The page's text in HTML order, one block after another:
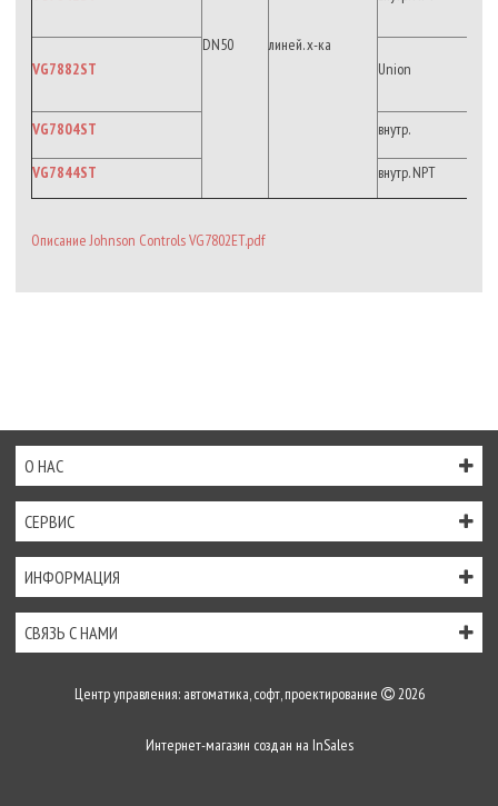
DN50 линей. х-ка
VG7882ST Union
VG7804ST внутр.
VG7844ST внутр. NPT
Описание Johnson Controls VG7802ET.pdf
О НАС
СЕРВИС
ИНФОРМАЦИЯ
СВЯЗЬ С НАМИ
Центр управления: автоматика, софт, проектирование 2026
Интернет-магазин создан на InSales